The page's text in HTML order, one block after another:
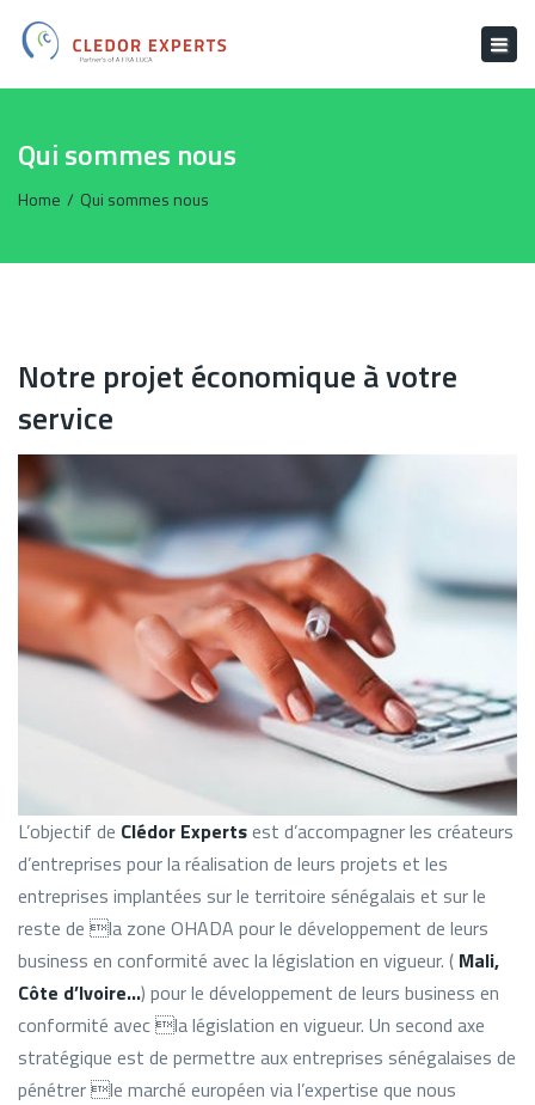
Qui sommes nous
Home Qui sommes nous
Notre projet économique à votre
service
L’objectif de Clédor Expertsest d’accompagner les créateurs
d’entreprises pour la réalisation de leurs projets et les
entreprises implantées sur le territoire sénégalais et sur le
reste de la zone OHADA pour le développement de leurs
business en conformité avec la législation en vigueur. ( Mali,
Côte d’Ivoire…) pour le développement de leurs business en
conformité avec la législation en vigueur. Un second axe
stratégique est de permettre aux entreprises sénégalaises de
pénétrer le marché européen via l’expertise que nous